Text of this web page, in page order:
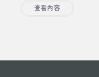
查看內容